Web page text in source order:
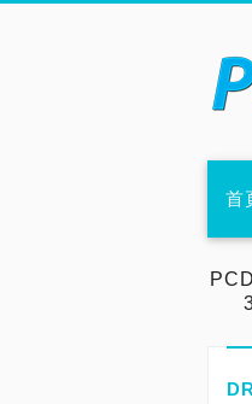
首